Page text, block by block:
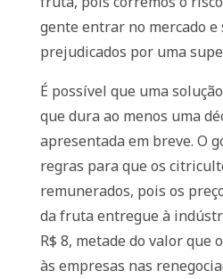
gente entrar no mercado e
prejudicados por uma
É possível que uma
que dura ao menos uma
apresentada em breve. O
regras para que os
remunerados, pois os
da fruta entregue à
R$ 8, metade do valor que
às empresas nas